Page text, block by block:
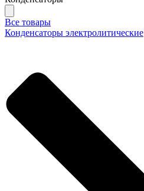
Все товары
Конденсаторы электролитические